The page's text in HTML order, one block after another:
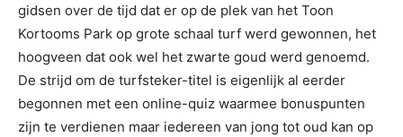
gidsen over de tijd dat er op de plek van het Toon
Kortooms Park op grote schaal turf werd gewonnen, het
hoogveen dat ook wel het zwarte goud werd genoemd.
De strijd om de turfsteker-titel is eigenlijk al eerder
begonnen met een online-quiz waarmee bonuspunten
zijn te verdienen maar iedereen van jong tot oud kan op